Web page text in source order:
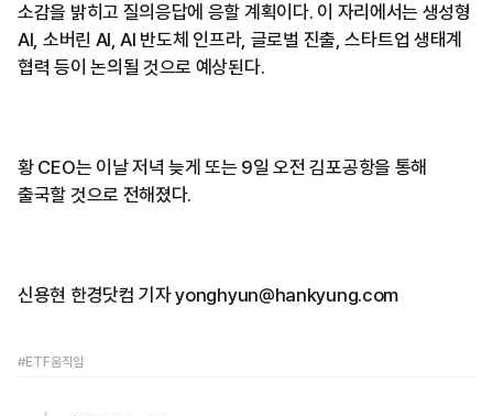
소감을 밝히고 질의응답에 응할 계획이다. 이 자리에서는 생성형
AI, 소버린 AI, AI 반도체 인프라, 글로벌 진출, 스타트업 생태계
협력 등이 논의될 것으로 예상된다.
황 CEO는 이날 저녁 늦게 또는 9일 오전 김포공항을 통해
출국할 것으로 전해졌다.
신용현 한경닷컴 기자 yonghyun@hankyung.com
#ETF움직임